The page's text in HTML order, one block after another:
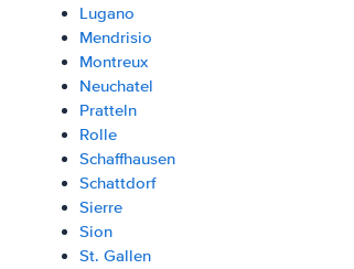
Lugano
Mendrisio
Montreux
Neuchatel
Pratteln
Rolle
Schaffhausen
Schattdorf
Sierre
Sion
St. Gallen